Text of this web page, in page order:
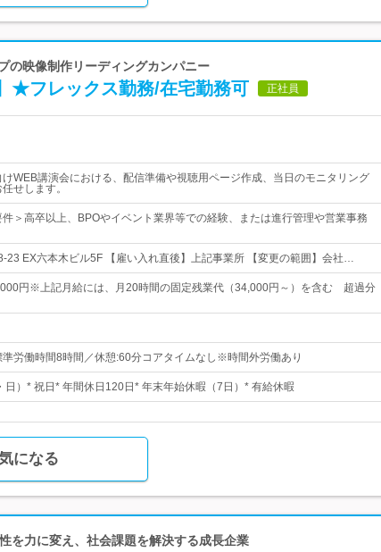
の映像制作リーディングカンパニー
★フレックス勤務/在宅勤務可 正社員
WEB講演会における、配信準備や視聴用ページ作成、当日のモニタリング
せします。
＞高卒以上、BPOやイベント業界等での経験、または進行管理や営業事務
23 EX六本木ビル5F 【雇い入れ直後】上記事業所 【変更の範囲】会社…
円※上記月給には、月20時間の固定残業代（34,000円～）を含む 超過分
労働時間8時間／休憩:60分コアタイムなし※時間外労働あり
日）* 祝日* 年間休日120日* 年末年始休暇（7日）* 有給休暇
になる
を力に変え、社会課題を解決する成長企業